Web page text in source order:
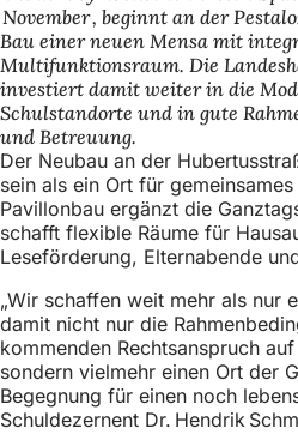
n
d
e
n
s
i
c
h
h
i
e
November , beginnt an der
Bau einer neuen Mensa mit
Multifunktionsraum. Die
investiert damit weiter in die
Schulstandorte und in gute
und Betreuung.
Der Neubau an der
sein als ein Ort für
Pavillonbau ergänzt die
schafft flexible Räume für
Leseförderung, Elternabende
„Wir schaffen weit mehr als nur
damit nicht nur die
kommenden Rechtsanspruch
sondern vielmehr einen Ort der
Begegnung für einen noch
Schuldezernent Dr. Hendrik